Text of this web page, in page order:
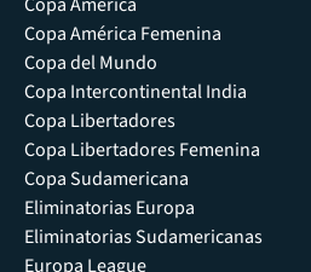
Copa América Femenina
Copa del Mundo
Copa Intercontinental India
Copa Libertadores
Copa Libertadores Femenina
Copa Sudamericana
Eliminatorias Europa
Eliminatorias Sudamericanas
Europa League